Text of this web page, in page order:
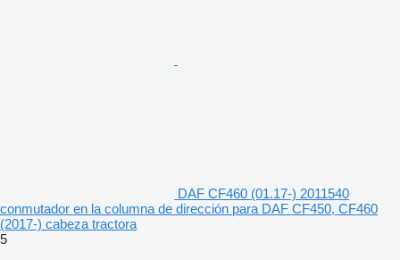
DAF CF460 (01.17-) 2011540
conmutador en la columna de dirección para DAF CF450, CF460
(2017-) cabeza tractora
5